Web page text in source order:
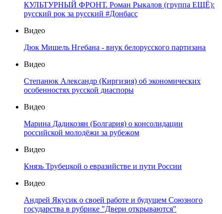
КУЛЬТУРНЫЙ ФРОНТ. Роман Рыкалов (группа ЕЩЁ):
русский рок за русский #Донбасс
Видео
Дюк Мишель Нгебана - внук белорусского партизана
Видео
Степанюк Александр (Киргизия) об экономических
особенностях русской диаспоры
Видео
Марина Дадикозян (Болгария) о консолидации
российской молодёжи за рубежом
Видео
Князь Трубецкой о евразийстве и пути России
Видео
Андрей Якусик о своей работе и будущем Союзного
государства в рубрике "Двери открываются"